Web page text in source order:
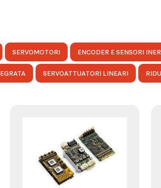
SERVOMOTORI ENCODER E SENSORI
SERVOATTUATORI LINEARI